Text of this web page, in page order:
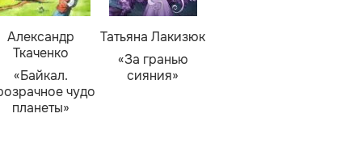
Александр
Ткаченко
«Байкал.
чудо
планеты»
Татьяна Лакизюк
«За гранью
сияния»